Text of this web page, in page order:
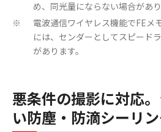
め、同光量にならない場合があり
※
電波通信ワイヤレス機能でFEメ
には、センダーとしてスピード
があります。
悪条件の撮影に対応
い防塵・防滴シーリ